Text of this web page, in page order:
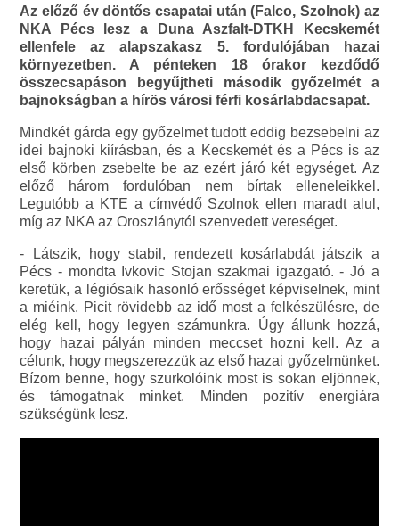
Az előző év döntős csapatai után (Falco, Szolnok) az
NKA Pécs lesz a Duna Aszfalt-DTKH Kecskemét
ellenfele az alapszakasz 5. fordulójában hazai
környezetben. A pénteken 18 órakor kezdődő
összecsapáson begyűjtheti második győzelmét a
bajnokságban a hírös városi férfi kosárlabdacsapat.
Mindkét gárda egy győzelmet tudott eddig bezsebelni az
idei bajnoki kiírásban, és a Kecskemét és a Pécs is az
első körben zsebelte be az ezért járó két egységet. Az
előző három fordulóban nem bírtak elleneleikkel.
Legutóbb a KTE a címvédő Szolnok ellen maradt alul,
míg az NKA az Oroszlánytól szenvedett vereséget.
- Látszik, hogy stabil, rendezett kosárlabdát játszik a
Pécs - mondta Ivkovic Stojan szakmai igazgató. - Jó a
keretük, a légiósaik hasonló erősséget képviselnek, mint
a miéink. Picit rövidebb az idő most a felkészülésre, de
elég kell, hogy legyen számunkra. Úgy állunk hozzá,
hogy hazai pályán minden meccset hozni kell. Az a
célunk, hogy megszerezzük az első hazai győzelmünket.
Bízom benne, hogy szurkolóink most is sokan eljönnek,
és támogatnak minket. Minden pozitív energiára
szükségünk lesz.